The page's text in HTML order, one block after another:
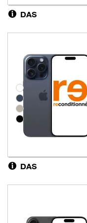
DAS
Groupe de couleurs
DAS